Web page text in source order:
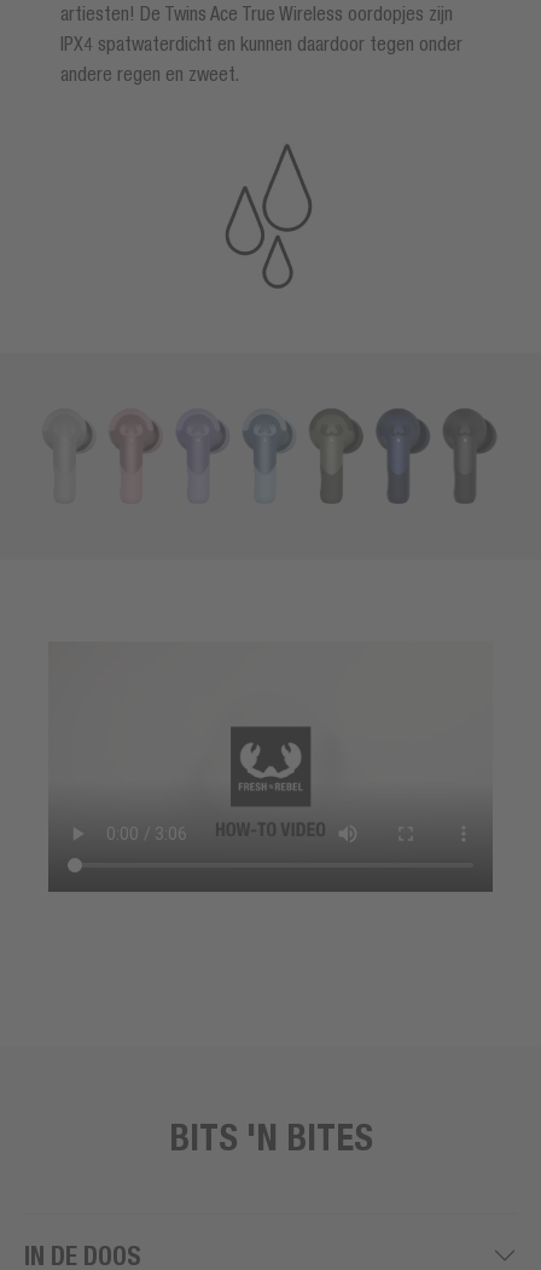
artiesten! De Twins Ace True Wireless oordopjes zijn
IPX4 spatwaterdicht en kunnen daardoor tegen onder
andere regen en zweet.
BITS 'N BITES
IN DE DOOS